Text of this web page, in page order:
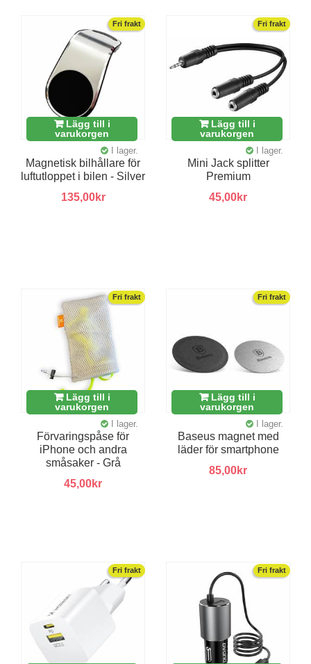
Fri frakt
Lägg till i
varukorgen
I lager.
Magnetisk bilhållare för
luftutloppet i bilen - Silver
135,00kr
Fri frakt
Lägg till i
varukorgen
I lager.
Mini Jack splitter
Premium
45,00kr
Fri frakt
Lägg till i
varukorgen
I lager.
Förvaringspåse för
iPhone och andra
småsaker - Grå
45,00kr
Fri frakt
Lägg till i
varukorgen
I lager.
Baseus magnet med
läder för smartphone
85,00kr
Fri frakt Fri frakt